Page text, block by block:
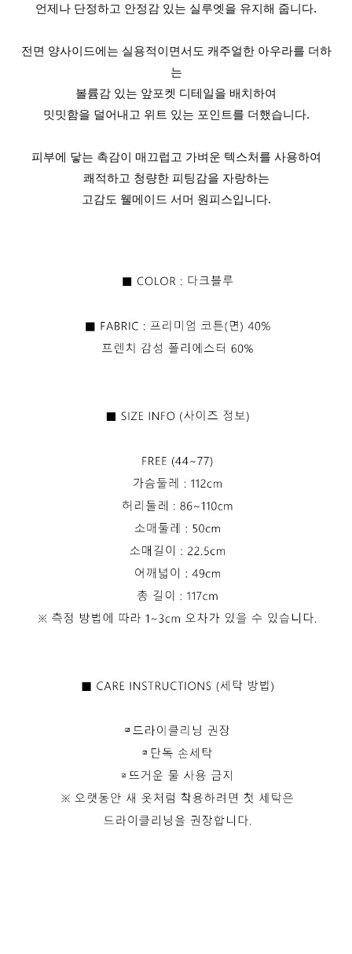
언제나 단정하고 안정감 있는 실루엣을 유지해 줍니다.
전면 양사이드에는 실용적이면서도 캐주얼한 아우라를 더하
는
볼륨감 있는 앞포켓 디테일을 배치하여
밋밋함을 덜어내고 위트 있는 포인트를 더했습니다.
피부에 닿는 촉감이 매끄럽고 가벼운 텍스처를 사용하여
쾌적하고 청량한 피팅감을 자랑하는